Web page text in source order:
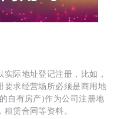
际地址登记注册，比如，
要求经营场所必须是商用地
自有房产)作为公司注册地
赁合同等资料。